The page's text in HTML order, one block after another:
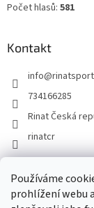
Používáme
prohlížení webu
Počet hlasů: 581
Kontakt
info@
734166285
Rinat Česká
rinatcr